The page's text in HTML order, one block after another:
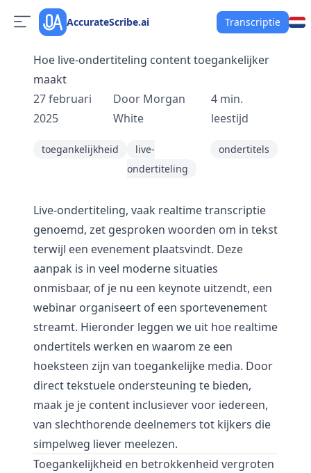
AccurateScribe.ai Transcriptie
Hoe live-ondertiteling content toegankelijker
maakt
27 februari
2025
Door Morgan
White
4 min.
leestijd
toegankelijkheid
live-
ondertiteling
ondertitels
Live-ondertiteling, vaak realtime transcriptie
genoemd, zet gesproken woorden om in tekst
terwijl een evenement plaatsvindt. Deze
aanpak is in veel moderne situaties
onmisbaar, of je nu een keynote uitzendt, een
webinar organiseert of een sportevenement
streamt. Hieronder leggen we uit hoe realtime
ondertitels werken en waarom ze een
hoeksteen zijn van toegankelijke media. Door
direct tekstuele ondersteuning te bieden,
maak je je content inclusiever voor iedereen,
van slechthorende deelnemers tot kijkers die
simpelweg liever meelezen.
Toegankelijkheid en betrokkenheid vergroten